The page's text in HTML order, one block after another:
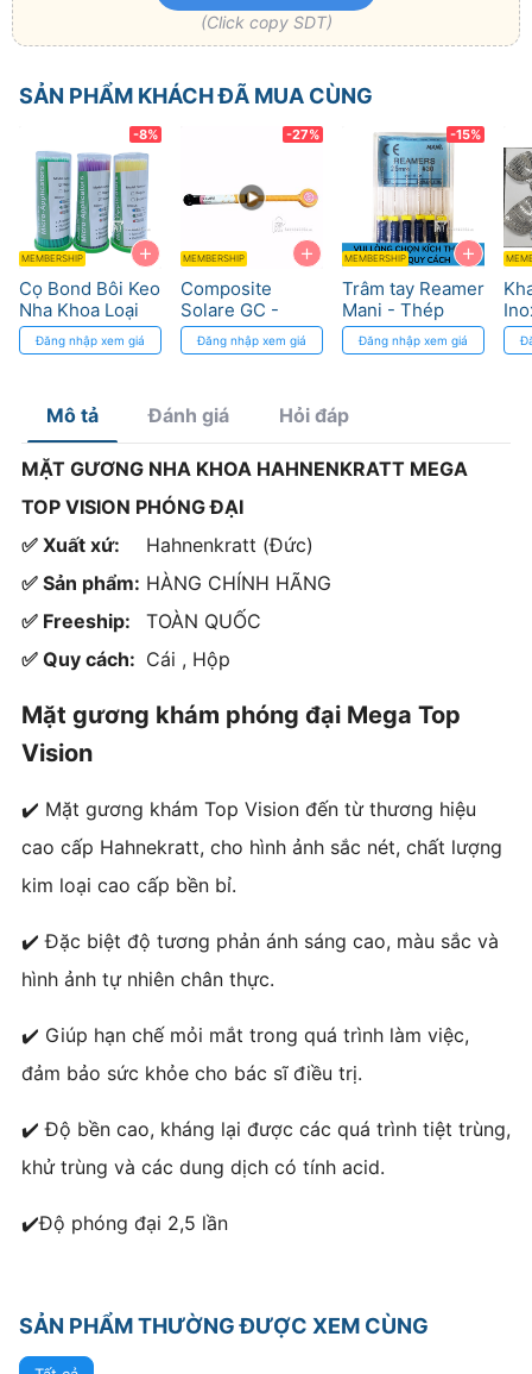
(Click copy SDT)
SẢN PHẨM KHÁCH ĐÃ MUA CÙNG
+
-8%
MEMBERSHIP
Cọ Bond Bôi Keo
Nha Khoa Loại
TốtĐăng nhập xem giá
+
-27%
MEMBERSHIP
Composite
Solare GC -
Quang Trùng
Hợp cho Răng
Đăng nhập xem giá
+
-15%
MEMBERSHIP
Trâm tay Reamer
Mani - Thép
Hard Fiber cho
điều trị tủy
Đăng nhập xem giá
Mô tả Đánh giá Hỏi đáp
MẶT GƯƠNG NHA KHOA HAHNENKRATT MEGA
TOP VISION PHÓNG ĐẠI
✅ Xuất xứ:
Hahnenkratt (Đức)
✅ Sản phẩm: HÀNG CHÍNH HÃNG
✅ Freeship:
TOÀN QUỐC
✅ Quy cách: Cái , Hộp
Mặt gương khám phóng đại Mega Top
Vision
✔️ Mặt gương khám Top Vision đến từ thương hiệu
cao cấp Hahnekratt, cho hình ảnh sắc nét, chất lượng
kim loại cao cấp bền bỉ.
✔️ Đặc biệt độ tương phản ánh sáng cao, màu sắc và
hình ảnh tự nhiên chân thực.
✔️ Giúp hạn chế mỏi mắt trong quá trình làm việc,
đảm bảo sức khỏe cho bác sĩ điều trị.
✔️ Độ bền cao, kháng lại được các quá trình tiệt trùng,
khử trùng và các dung dịch có tính acid.
✔️Độ phóng đại 2,5 lần
SẢN PHẨM THƯỜNG ĐƯỢC XEM CÙNG